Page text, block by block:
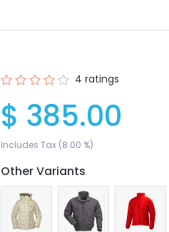
4 ratings
$ 385.00
Includes Tax (8.00 %)
Other Variants